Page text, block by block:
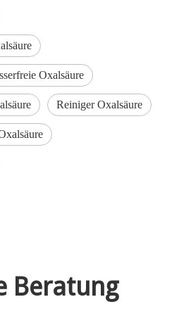
Oxalsäure
Reiniger Oxalsäure
Beratung